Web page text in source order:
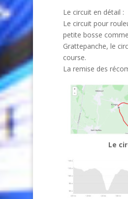
Le circuit en détail :
Le circuit pour
petite bosse
Grattepanche, le
course.
La remise des
Le